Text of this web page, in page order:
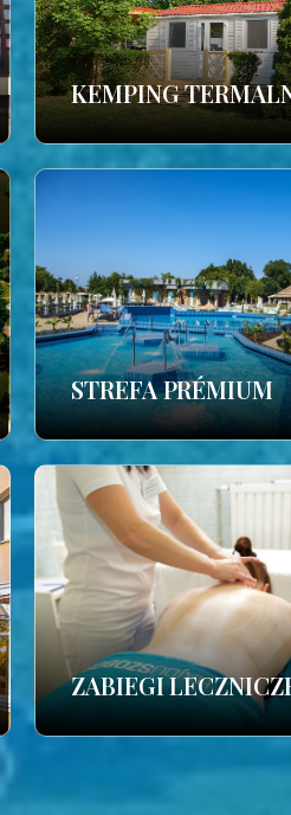
KEMPING
STREFA PRÉMIUM
ZABIEGI